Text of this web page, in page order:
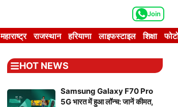
Join
महाराष्ट्र राजस्थान हरियाणा लाइफस्टाइल शिक्षा
HOT NEWS
Samsung Galaxy F70 Pro
5G भारत में हुआ लॉन्च: जानें कीमत,